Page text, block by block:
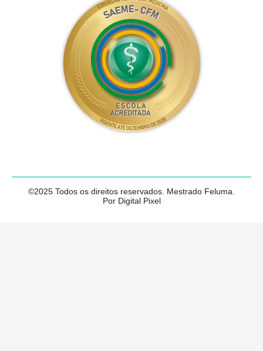
©2025 Todos os direitos reservados. Mestrado Feluma.
Por Digital Pixel